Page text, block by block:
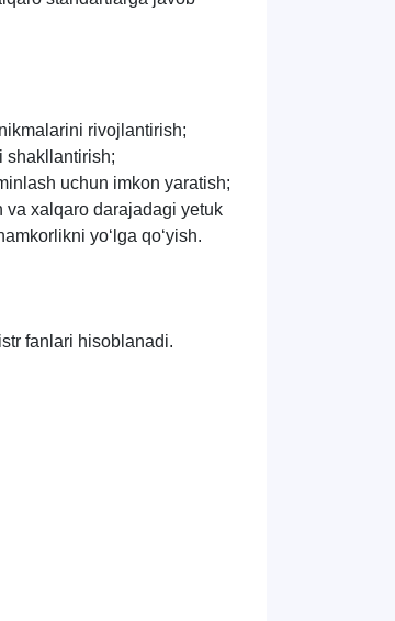
rivojlantirish;
shakllantirish;
uchun imkon yaratish;
va xalqaro darajadagi yetuk
yo‘lga qo‘yish.
fanlari hisoblanadi.